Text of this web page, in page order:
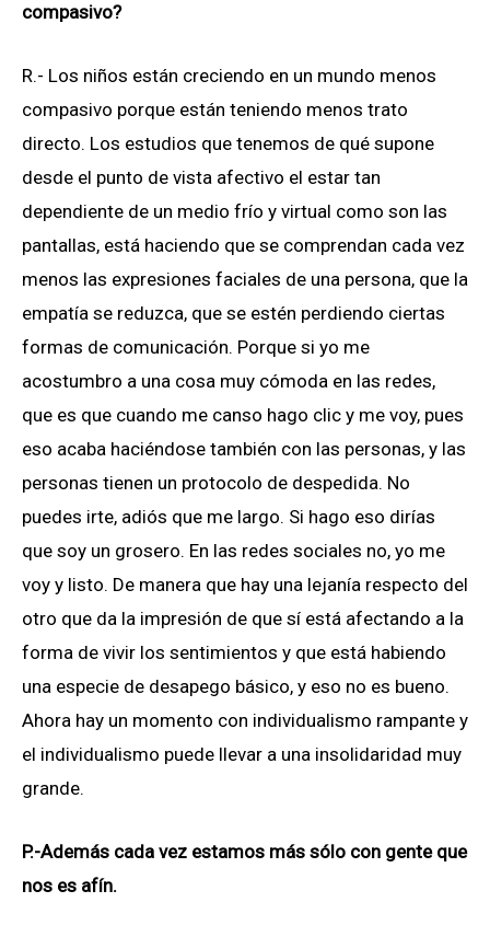
compasivo?
R.- Los niños están creciendo en un mundo menos
compasivo porque están teniendo menos trato
directo. Los estudios que tenemos de qué supone
desde el punto de vista afectivo el estar tan
dependiente de un medio frío y virtual como son las
pantallas, está haciendo que se comprendan cada vez
menos las expresiones faciales de una persona, que la
empatía se reduzca, que se estén perdiendo ciertas
formas de comunicación. Porque si yo me
acostumbro a una cosa muy cómoda en las redes,
que es que cuando me canso hago clic y me voy, pues
eso acaba haciéndose también con las personas, y las
personas tienen un protocolo de despedida. No
puedes irte, adiós que me largo. Si hago eso dirías
que soy un grosero. En las redes sociales no, yo me
voy y listo. De manera que hay una lejanía respecto del
otro que da la impresión de que sí está afectando a la
forma de vivir los sentimientos y que está habiendo
una especie de desapego básico, y eso no es bueno.
Ahora hay un momento con individualismo rampante y
el individualismo puede llevar a una insolidaridad muy
grande.
P.-Además cada vez estamos más sólo con gente que
nos es afín.